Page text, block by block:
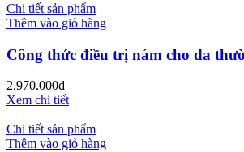
Chi tiết sản phẩm
Thêm vào giỏ hàng
Công thức điều trị nám cho da
2.970.000₫
Xem chi tiết
Chi tiết sản phẩm
Thêm vào giỏ hàng